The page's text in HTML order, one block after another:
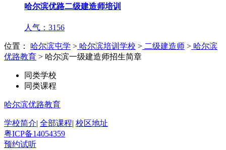
哈尔滨优路二级建造师培训
人气：3156
位置： 哈尔滨屯学 > 哈尔滨培训学校 > 二级建造师 > 哈尔滨
优路教育 > 哈尔滨一级建造师招生简章
同类学校
同类课程
哈尔滨优路教育
学校简介| 全部课程| 校区地址
粤ICP备14054359
预约试听